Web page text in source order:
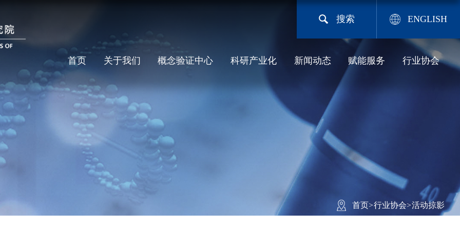
搜索 ENGLISH
首页 关于我们 概念验证中心 科研产业化 新闻动态 赋能服务 行业协会
首页>行业协会>活动掠影